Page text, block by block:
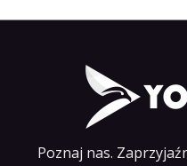
Poznaj nas.